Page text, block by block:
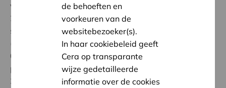
van de commissaris,de jaarrekening over boekjaar
2025
en de andere door de wet voorgeschreven
stukken beschikbaar op de zetel van de vennootschap
(Muntstraat 1, 3000 Leuven, RPR Leuven
0403.581.960). Je kunt deze documenten ook op deze
pagina consulteren of telefonisch opvragen (0800 62
340).
de behoeften en
voorkeuren van de
websitebezoeker(s).
In haar cookiebeleid geeft
Cera op transparante
wijze gedetailleerde
informatie over de cookies